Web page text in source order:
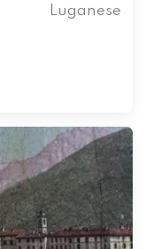
Luganese